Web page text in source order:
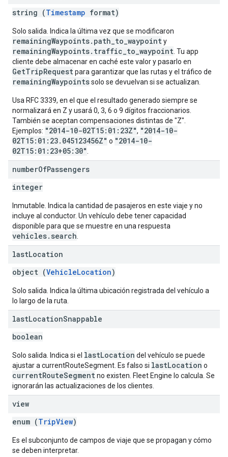
string (Timestamp format)
Solo salida. Indica la última vez que se modificaron
remainingWaypoints.path_to_waypointy
remainingWaypoints.traffic_to_waypoint . Tu app
cliente debe almacenar en caché este valor y pasarlo en
GetTripRequestpara garantizar que las rutas y el tráfico de
remainingWaypointssolo se devuelvan si se actualizan.
Usa RFC 3339, en el que el resultado generado siempre se
normalizará en Z y usará 0, 3, 6 o 9 dígitos fraccionarios.
También se aceptan compensaciones distintas de "Z".
Ejemplos: "2014-10-02T15:01:23Z", "2014-10-
02T15:01:23.045123456Z" o "2014-10-
02T15:01:23+05:30"
numberOfPassengers
integer
Inmutable. Indica la cantidad de pasajeros en este viaje y no
incluye al conductor. Un vehículo debe tener capacidad
disponible para que se muestre en una respuesta
vehicles.search
lastLocation
object (VehicleLocation)
Solo salida. Indica la última ubicación registrada del vehículo a
lo largo de la ruta.
lastLocationSnappable
boolean
Solo salida. Indica si el lastLocation del vehículo se puede
ajustar a currentRouteSegment. Es falso si lastLocation o
currentRouteSegmentno existen. Fleet Engine lo calcula. Se
ignorarán las actualizaciones de los clientes.
view
enum (TripView)
Es el subconjunto de campos de viaje que se propagan y cómo
se deben interpretar.